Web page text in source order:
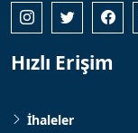
Hızlı Erişim
İhaleler